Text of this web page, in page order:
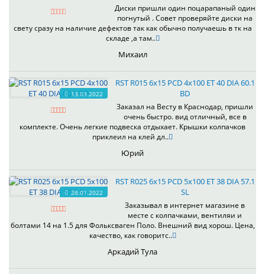
Диски пришли один поцарапаный один
погнутый . Совет проверяйте диски на
свету сразу на наличие дефектов так как обычно получаешь в тк на
складе ,а там..
Михаил
13.03.2022
RST R015 6x15 PCD 4x100 ET 40 DIA 60.1
BD
Заказал на Весту в Краснодар, пришли
очень быстро. вид отличный, все в
комплекте. Очень легкие подвеска отдыхает. Крышки колпачков
приклеил на клей дл..
Юрий
28.01.2022
RST R025 6x15 PCD 5x100 ET 38 DIA 57.1
SL
Заказывал в интернет магазине в
месте с колпачками, вентиляи и
болтами 14 на 1.5 для Фольксваген Поло. Внешний вид хорош. Цена,
качество, как говоритс..
Аркадий Тула